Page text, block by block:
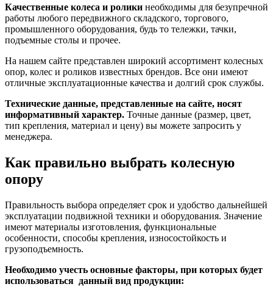
Качественные колеса и ролики необходимы для безупречной
работы любого передвижного складского, торгового,
промышленного оборудования, будь то тележки, тачки,
подъемные столы и прочее.
На нашем сайте представлен широкий ассортимент колесных
опор, колес и роликов известных брендов. Все они имеют
отличные эксплуатационные качества и долгий срок службы.
Технические данные, представленные на сайте, носят
информативный характер. Точные данные (размер, цвет,
тип крепления, материал и цену) вы можете запросить у
менеджера.
Как правильно выбрать колесную
опору
Правильность выбора определяет срок и удобство дальнейшей
эксплуатации подвижной техники и оборудования. Значение
имеют материалы изготовления, функциональные
особенности, способы крепления, износостойкость и
грузоподъемность.
Необходимо учесть основные факторы, при которых будет
использоваться данный вид продукции: